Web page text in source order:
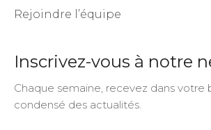
Rejoindre l’équipe
Inscrivez-vous à notre
Chaque semaine, recevez dans votre
condensé des actualités.